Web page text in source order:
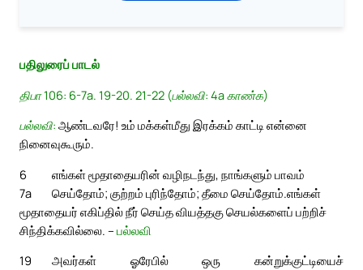
பதிலுரைப் பாடல்
திபா 106: 6-7a. 19-20. 21-22 (பல்லவி: 4a காண்க)
பல்லவி: ஆண்டவரே! உம் மக்கள்மீது இரக்கம் காட்டி என்னை
நினைவுகூரும்.
6
எங்கள் மூதாதையரின் வழிநடந்து, நாங்களும் பாவம்
செய்தோம்; குற்றம் புரிந்தோம்; தீமை செய்தோம்.
7a
எங்கள்
மூதாதையர் எகிப்தில் நீர் செய்த வியத்தகு செயல்களைப் பற்றிச்
சிந்திக்கவில்லை. – பல்லவி
19
அவர்கள் ஓரேபில் ஒரு கன்றுக்குட்டியைச்